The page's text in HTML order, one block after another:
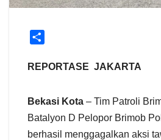
a
REPORTASE JAKARTA
Bekasi Kota – Tim Patroli
Batalyon D Pelopor Brimob
berhasil menggagalkan aksi